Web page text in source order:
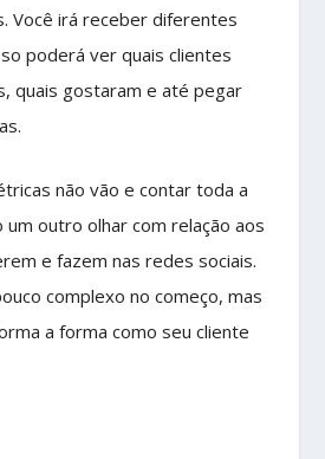
Você irá receber diferentes
poderá ver quais clientes
quais gostaram e até pegar
não vão e contar toda a
um outro olhar com relação aos
e fazem nas redes sociais.
complexo no começo, mas
a forma como seu cliente